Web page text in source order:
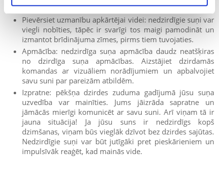
Pievērsiet uzmanību apkārtējai videi: nedzirdīgie suņi var
viegli nobīties, tāpēc ir svarīgi tos maigi pamodināt un
izmantot brīdinājuma zīmes, pirms tiem tuvojaties.
Apmācība: nedzirdīga suņa apmācība daudz neatšķiras
no dzirdīga suņa apmācības. Aizstājiet dzirdamās
komandas ar vizuāliem norādījumiem un apbalvojiet
savu suni par pareizām atbildēm.
Izpratne: pēkšņa dzirdes zuduma gadījumā jūsu suņa
uzvedība var mainīties. Jums jāizrāda sapratne un
jāmācās mierīgi komunicēt ar savu suni. Arī viņam tā ir
jauna situācija! Ja jūsu suns ir nedzirdīgs kopš
dzimšanas, viņam būs vieglāk dzīvot bez dzirdes sajūtas.
Nedzirdīgie suņi var būt jutīgāki pret pieskārieniem un
impulsīvāk reaģēt, kad mainās vide.